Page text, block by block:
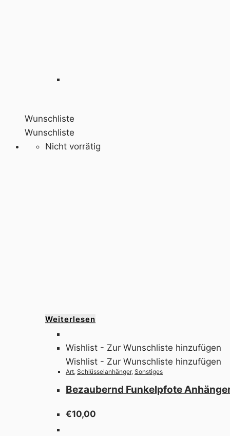
Wunschliste
Wunschliste
Nicht vorrätig
Weiterlesen
Wishlist - Zur Wunschliste hinzufügen
Wishlist - Zur Wunschliste hinzufügen
Art, Schlüsselanhänger, Sonstiges
Bezaubernd Funkelpfote
€10,00